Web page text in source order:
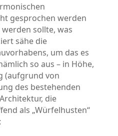
gesprochen werden
sollte, was
sähe die
um das es
so aus – in Höhe,
(aufgrund von
des bestehenden
die
als „Würfelhusten“